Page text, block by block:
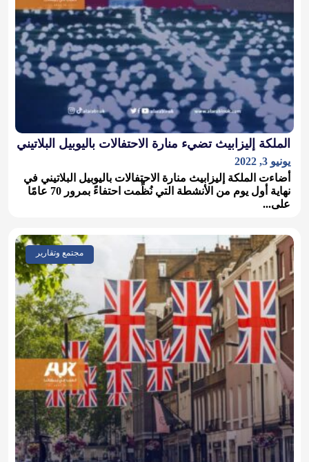
الملكة إليزابيث تضيء منارة الاحتفالات باليوبيل البلاتيني
يونيو 3, 2022
أضاءت الملكة إليزابيث منارة الاحتفالات باليوبيل البلاتيني في
نهاية أول يوم من الأنشطة التي نُظِّمت احتفاءً بمرور 70 عامًا
على...
مجتمع وتقارير